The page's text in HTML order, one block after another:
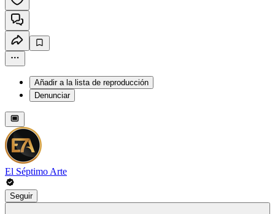
Añadir a la lista de reproducción
Denunciar
El Séptimo Arte
Seguir